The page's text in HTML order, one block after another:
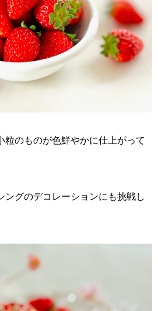
粒のものが色鮮やかに仕上がって
ングのデコレーションにも挑戦し